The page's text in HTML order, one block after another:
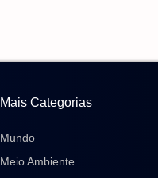
Mais Categorias
Mundo
Meio Ambiente